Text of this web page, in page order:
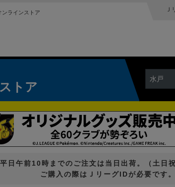
ンラインストア Ｊ
トア
水戸
平日午前10時までのご注文は当日出荷。（土日
ご購入の際はＪリーグIDが必要です。